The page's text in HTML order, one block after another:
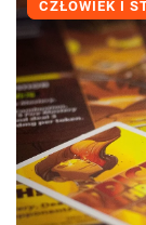
CZŁOWIEK I